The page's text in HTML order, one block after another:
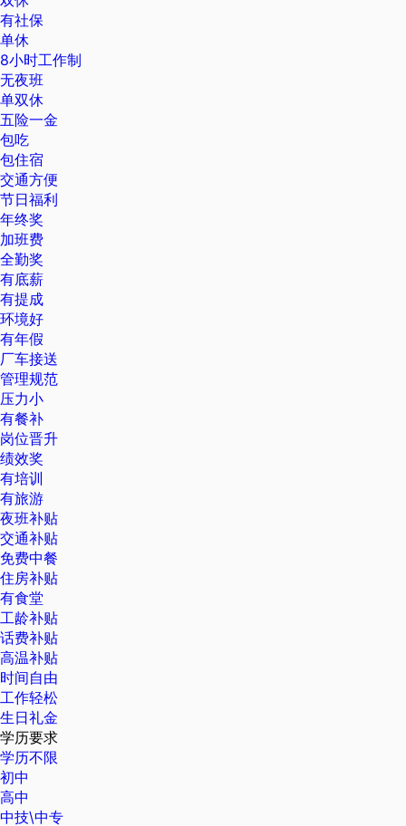
有社保
单休
8小时工作制
无夜班
单双休
五险一金
包吃
包住宿
交通方便
节日福利
年终奖
加班费
全勤奖
有底薪
有提成
环境好
有年假
厂车接送
管理规范
压力小
有餐补
岗位晋升
绩效奖
有培训
有旅游
夜班补贴
交通补贴
免费中餐
住房补贴
有食堂
工龄补贴
话费补贴
高温补贴
时间自由
工作轻松
生日礼金
学历要求
学历不限
初中
高中
中技\中专